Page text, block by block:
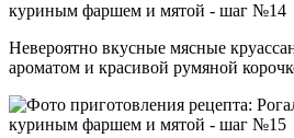
Невероятно вкусные мясные
ароматом и красивой румяной